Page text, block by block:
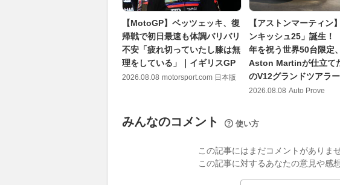
【MotoGP】ベッツェッキ、復
帰戦で初日最速も体調バリバリ
不安「疲れ切っていたし膝は無
理をしている」｜イギリスGP
2026.08.08 motorsport.com 日本版
【アストンマーティン
ンキッシュ25」誕生
年を祝う世界50台限定
Aston Martinが仕立て
のV12グランドツアラー
2026.08.08 Auto Prove
みんなのコメント 使い方
この記事にはまだコメントがありませ
この記事に対するあなたの意見や感